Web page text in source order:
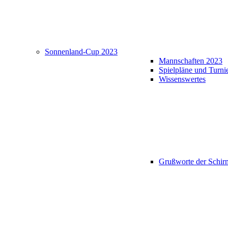
Sonnenland-Cup 2023
Mannschaften 2023
Spielpläne und
Wissenswertes
Grußworte der